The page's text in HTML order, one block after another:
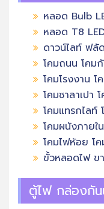
หลอด Bulb
หลอด T8
ดาวน์ไลท์ ฟลั
โคมถนน โคม
โคมโรงงาน โ
โคมซาลาเปา
โคมแทรกไลท์
โคมผนังภายใ
โคมไฟห้อย โ
ขั้วหลอดไฟ ข
ตู้ไฟ กล่องกั